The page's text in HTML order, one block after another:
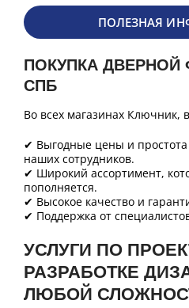
ПОЛЕЗНАЯ
ПОКУПКА ДВЕРНОЙ
СПБ
Во всех магазинах Ключник,
✔ Выгодные цены и
наших сотрудников.
✔ Широкий ассортимент,
пополняется.
✔ Высокое качество и
✔ Поддержка от
УСЛУГИ ПО
РАЗРАБОТКЕ
ЛЮБОЙ